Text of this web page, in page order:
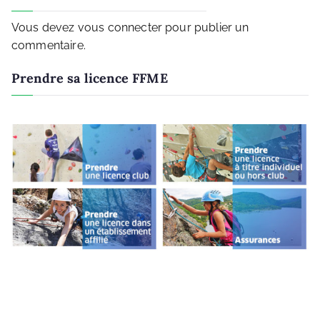
Vous devez vous connecter pour publier un
commentaire.
Prendre sa licence FFME